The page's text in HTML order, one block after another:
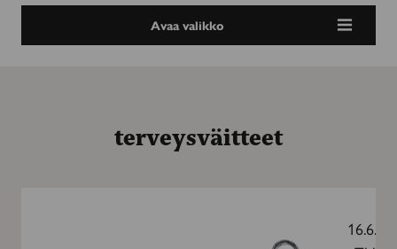
Avaa valikko
terveysväitteet